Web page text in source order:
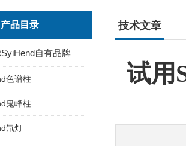
产品目录
自有品牌
色谱柱
鬼峰柱
氘灯
技术文章
试用